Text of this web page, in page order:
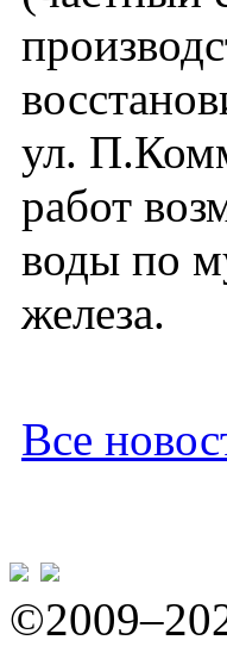
ул.
работ
воды по
железа.
Все